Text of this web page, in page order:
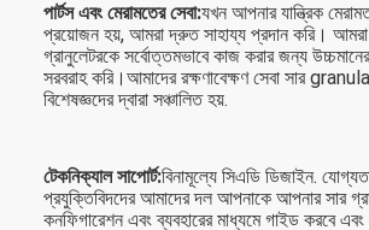
পার্টস এবং মেরামতের সেবা:যখন আপনার যান্ত্রিক
প্রয়োজন হয়, আমরা দ্রুত সাহায্য প্রদান করি।
গ্রানুলেটরকে সর্বোত্তমভাবে কাজ করার জন্য
সরবরাহ করি।আমাদের রক্ষণাবেক্ষণ সেবা সার
বিশেষজ্ঞদের দ্বারা সঞ্চালিত হয়.
টেকনিক্যাল সাপোর্ট:বিনামূল্যে সিএডি ডিজাইন.
প্রযুক্তিবিদদের আমাদের দল আপনাকে আপনার সার
কনফিগারেশন এবং ব্যবহারের মাধ্যমে গাইড করবে